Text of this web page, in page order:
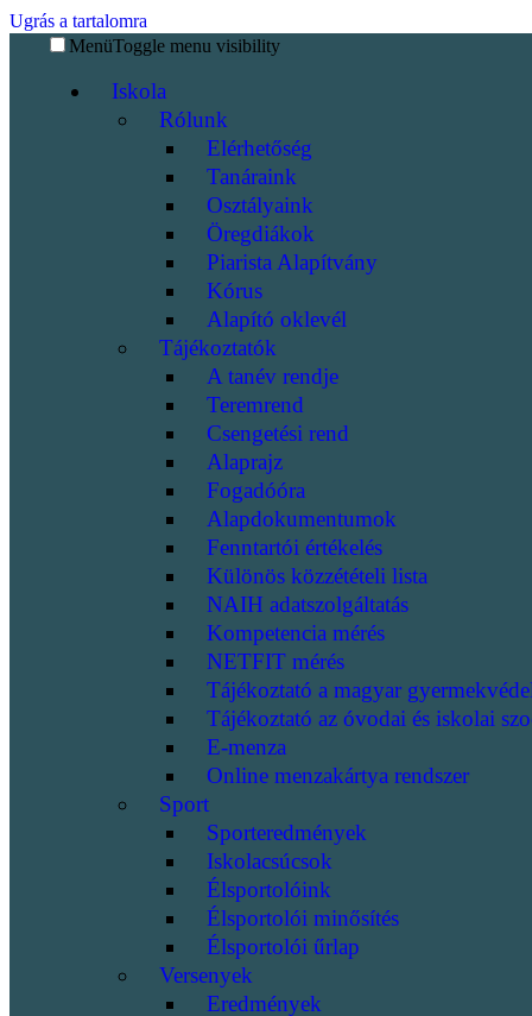
Ugrás a tartalomra
MenüToggle menu visibility
Iskola
Rólunk
Elérhetőség
Tanáraink
Osztályaink
Öregdiákok
Piarista Alapítvány
Kórus
Alapító oklevél
Tájékoztatók
A tanév rendje
Teremrend
Csengetési rend
Alaprajz
Fogadóóra
Alapdokumentumok
Fenntartói értékelés
Különös közzétételi lista
NAIH adatszolgáltatás
Kompetencia mérés
NETFIT mérés
Tájékoztató a magyar
Tájékoztató az óvodai és iskolai
E-menza
Online menzakártya rendszer
Sport
Sporteredmények
Iskolacsúcsok
Élsportolóink
Élsportolói minősítés
Élsportolói űrlap
Versenyek
Eredmények